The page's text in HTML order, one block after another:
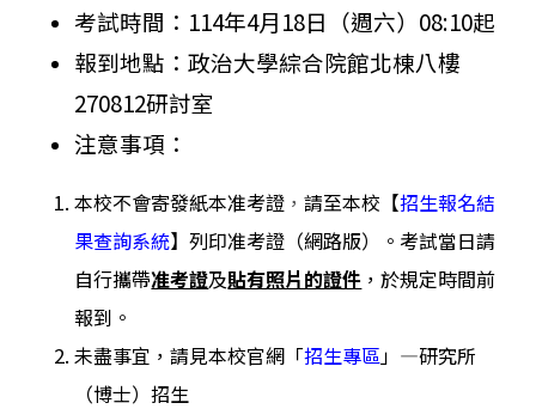
考試時間：114年4月18日（週六）08:10起
報到地點：政治大學綜合院館北棟八樓
270812研討室
注意事項：
本校不會寄發紙本准考證 ，請至本校 【招生報名結
果查詢系統】列印准考證（網路版） 。 考試當日請
自行攜帶准考證及貼有照片的證件 ，於規定時間前
報到。
未盡事宜，請見本校官網「招生專區」—研究所
（博士）招生